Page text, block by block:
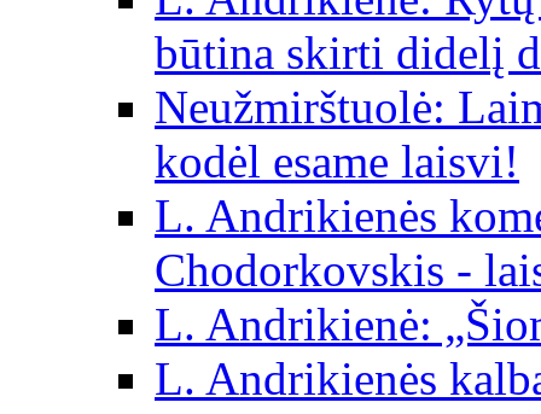
būtina skirti didelį
Neužmirštuolė:
kodėl esame laisvi!
L. Andrikienės
Chodorkovskis -
L. Andrikienė:
L. Andrikienės